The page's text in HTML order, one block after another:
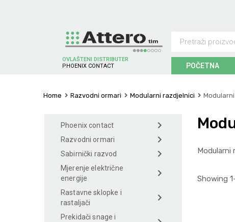
OVLAŠTENI DISTRIBUTER
SCHNEI DER ELECTR POČETNA
Home Razvodni ormari Modularni razdjelnici
Modularni
Showing
Phoenix contact
Razvodni ormari
Sabirnički razvod
Mjerenje električne
energije
Rastavne sklopke i
rastaljači
Prekidači snage i